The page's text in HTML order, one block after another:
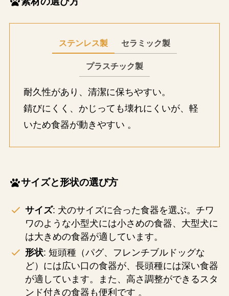
ステンレス製 セラミック製
プラスチック製
耐久性があり、清潔に保ちやすい。
錆びにくく、かじっても壊れにくいが、軽
いため食器が動きやすい​ ​。
サイズと形状の選び方
サイズ: 犬のサイズに合った食器を選ぶ。チワ
ワのような小型犬には小さめの食器、大型犬に
は大きめの食器が適しています​。
形状: 短頭種（パグ、フレンチブルドッグな
ど）には広い口の食器が、長頭種には深い食器
が適しています。また、高さ調整ができるスタ
ンド付きの食器も便利です​ ​。